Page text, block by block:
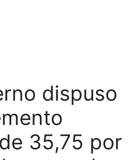
dispuso
35,75 por